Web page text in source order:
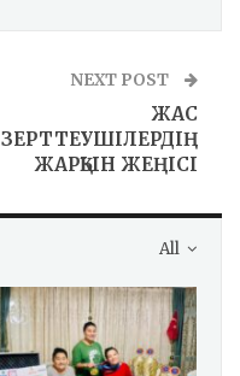
NEXT POST
ЖАС
ЗЕРТТЕУШІЛЕРДІҢ
ЖАРҚЫН ЖЕҢІСІ
All